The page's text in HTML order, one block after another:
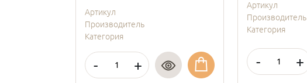
Артикул
Производитель
Категория
- +
Артикул
Производитель
Категория
- +